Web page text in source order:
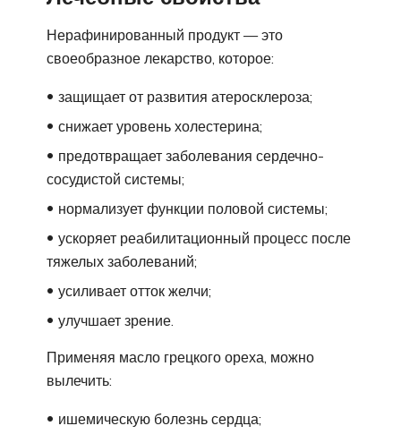
Нерафинированный продукт — это
своеобразное лекарство, которое:
защищает от развития атеросклероза;
снижает уровень холестерина;
предотвращает заболевания сердечно-
сосудистой системы;
нормализует функции половой системы;
ускоряет реабилитационный процесс после
тяжелых заболеваний;
усиливает отток желчи;
улучшает зрение.
Применяя масло грецкого ореха, можно
вылечить:
ишемическую болезнь сердца;